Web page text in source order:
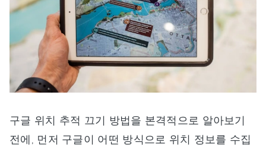
구글 위치 추적 끄기 방법을 본격적으로 알아보기
전에, 먼저 구글이 어떤 방식으로 위치 정보를 수집